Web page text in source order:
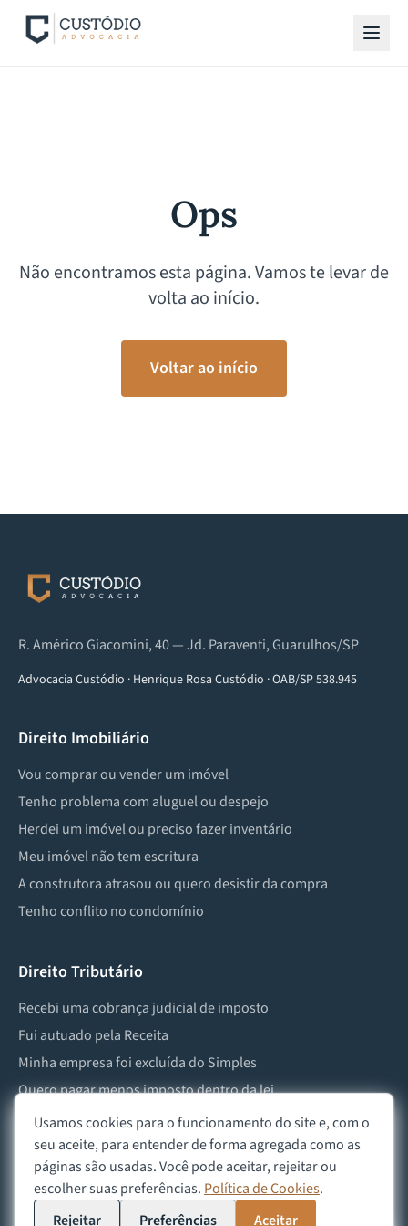
Ops
Não encontramos esta página. Vamos te levar de
volta ao início.
Voltar ao início
R. Américo Giacomini, 40 — Jd. Paraventi, Guarulhos/SP
Advocacia Custódio · Henrique Rosa Custódio ·OAB/SP 538.945
Direito Imobiliário
Vou comprar ou vender um imóvel
Tenho problema com aluguel ou despejo
Herdei um imóvel ou preciso fazer inventário
Meu imóvel não tem escritura
A construtora atrasou ou quero desistir da compra
Tenho conflito no condomínio
Direito Tributário
Recebi uma cobrança judicial de imposto
Fui autuado pela Receita
Minha empresa foi excluída do Simples
Quero pagar menos imposto dentro da lei
Preciso lidar com imposto de herança ou doação
2026Advocacia Custódio
Política de Privacidade Política de Cookies Aviso Legal
Usamos cookies para o funcionamento do site e, com o
seu aceite, para entender de forma agregada como as
páginas são usadas. Você pode aceitar, rejeitar ou
escolher suas preferências. Política de Cookies.
Rejeitar
Preferências Aceitar